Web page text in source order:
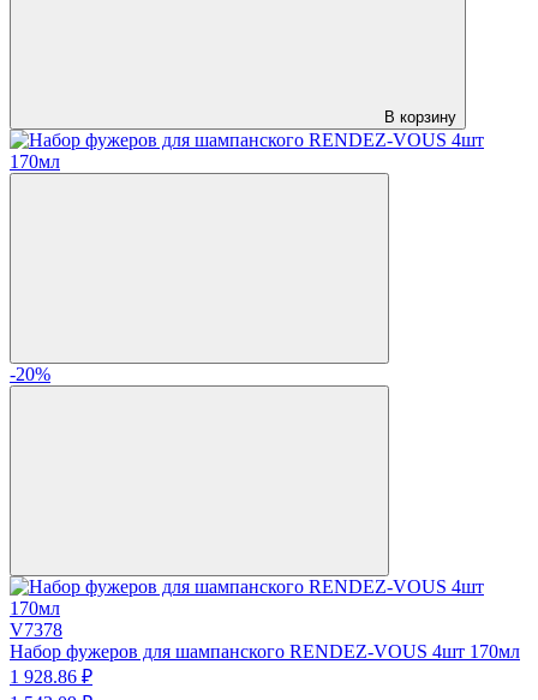
В корзину
-20%
V7378
Набор фужеров для шампанского RENDEZ-VOUS 4шт 170мл
1 928.86 ₽